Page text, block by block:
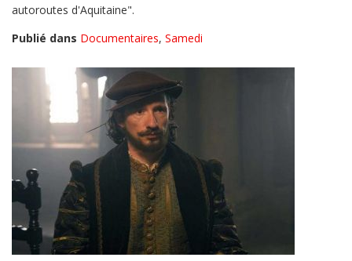
autoroutes d'Aquitaine".
Publié dans Documentaires, Samedi